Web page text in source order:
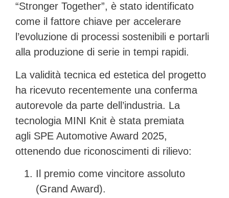
“Stronger Together”, è stato identificato
come il fattore chiave per accelerare
l’evoluzione di processi sostenibili e portarli
alla produzione di serie in tempi rapidi.
La validità tecnica ed estetica del progetto
ha ricevuto recentemente una conferma
autorevole da parte dell’industria. La
tecnologia MINI Knit è stata premiata
agli SPE Automotive Award 2025,
ottenendo due riconoscimenti di rilievo:
Il premio come vincitore assoluto
(Grand Award).